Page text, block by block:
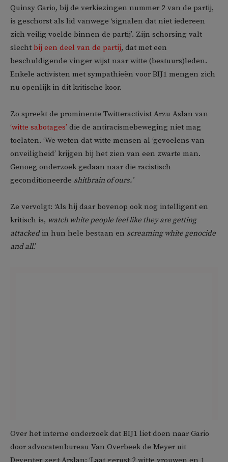
Quinsy Gario, bij de verkiezingen nummer 2 van de partij,
is geschorst als lid vanwege ‘signalen dat niet iedereen
zich veilig voelde binnen de partij’. Zijn schorsing valt
slecht bij een deel van de partij, dat met een
beschuldigende vinger wijst naar witte (bestuurs)leden.
Enkele activisten met sympathieën voor BIJ1 mengen zich
nu openlijk in dit kritische koor.
Zo spreekt de prominente Twitteractivist Arzu Aslan van
‘witte sabotages’ die de antiracismebeweging niet mag
toelaten. ‘We weten dat witte mensen al ‘gevoelens van
onveiligheid’ krijgen bij het zien van een zwarte man.
Genoeg onderzoek gedaan naar die racistisch
geconditioneerde shitbrain of ours.’
Ze vervolgt: ‘Als hij daar bovenop ook nog intelligent en
kritisch is, watch white people feel like they are getting
attackedin hun hele bestaan en screaming white genocide
and all.’
Over het interne onderzoek dat BIJ1 liet doen naar Gario
door advocatenbureau Van Overbeek de Meyer uit